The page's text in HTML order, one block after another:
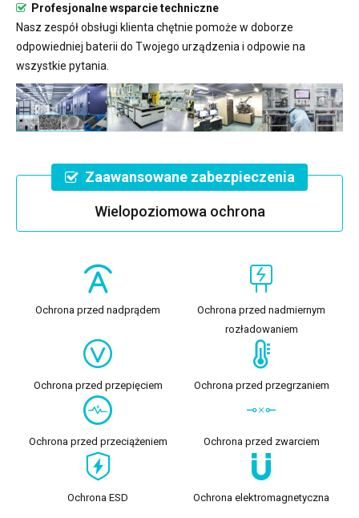
Profesjonalne wsparcie techniczne
Nasz zespół obsługi klienta chętnie pomoże w doborze
odpowiedniej baterii do Twojego urządzenia i odpowie na
wszystkie pytania.
Zaawansowane zabezpieczenia
Wielopoziomowa ochrona
Ochrona przed nadprądem
Ochrona przed nadmiernym
rozładowaniem
Ochrona przed przepięciem Ochrona przed przegrzaniem
Ochrona przed przeciążeniem Ochrona przed zwarciem
Ochrona ESD Ochrona elektromagnetyczna